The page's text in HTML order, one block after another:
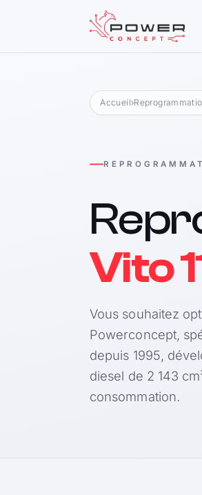
Accueil›
Vito
Vous souhaitez
Powerconcept,
depuis 1995,
diesel de 2 143
consommation.